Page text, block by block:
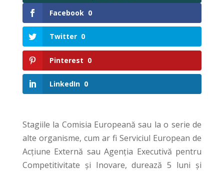
Facebook 0
Twitter 0
Pinterest 0
LinkedIn 0
Stagiile la Comisia Europeană sau la o serie de
alte organisme, cum ar fi Serviciul European de
Acțiune Externă sau Agenția Executivă pentru
Competitivitate și Inovare, durează 5 luni și